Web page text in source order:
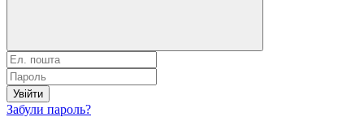
Увійти
Забули пароль?